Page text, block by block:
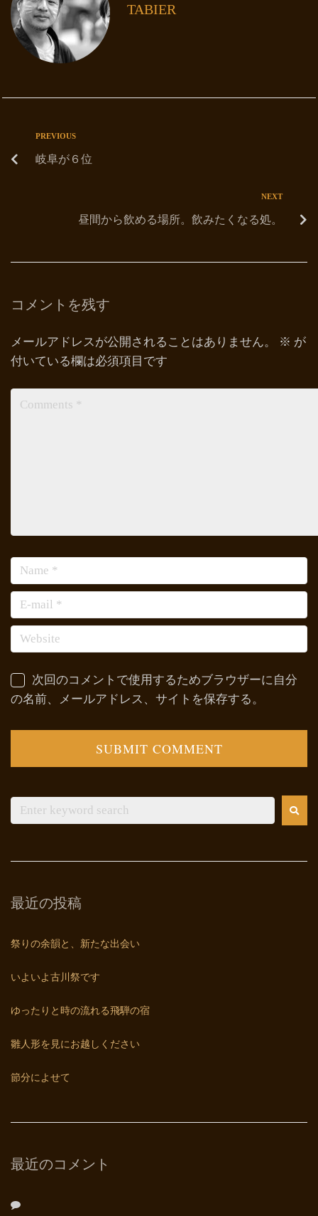
TABIER
PREVIOUS
岐阜が６位
NEXT
昼間から飲める場所。飲みたくなる処。
コメントを残す
メールアドレスが公開されることはありません。 ※ が
付いている欄は必須項目です
次回のコメントで使用するためブラウザーに自分
の名前、メールアドレス、サイトを保存する。
最近の投稿
祭りの余韻と、新たな出会い
いよいよ古川祭です
ゆったりと時の流れる飛騨の宿
雛人形を見にお越しください
節分によせて
最近のコメント